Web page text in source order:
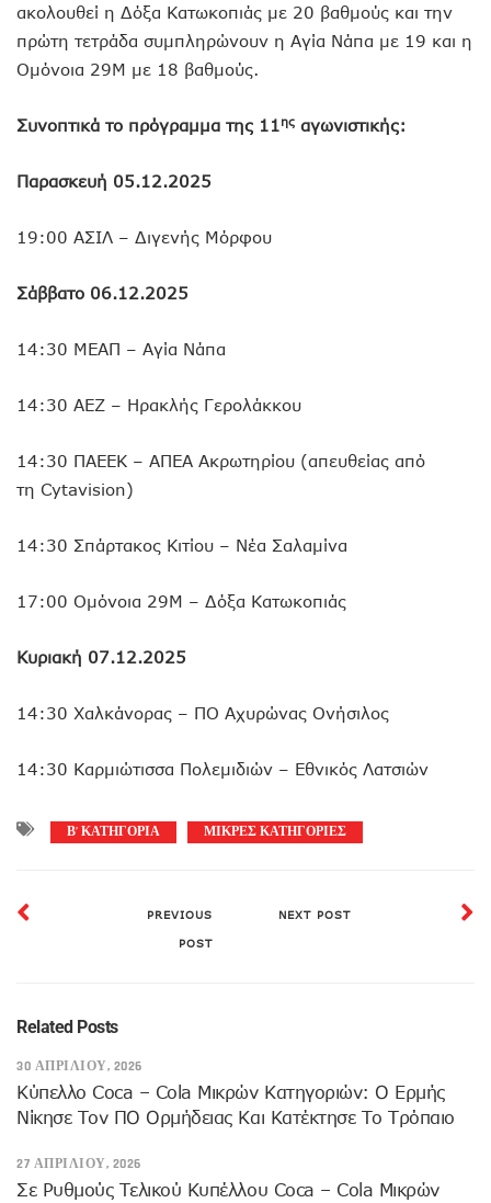
ακολουθεί η Δόξα Κατωκοπιάς με 20 βαθμούς και την
πρώτη τετράδα συμπληρώνουν η Αγία Νάπα με 19 και η
Ομόνοια 29Μ με 18 βαθμούς.
Συνοπτικά το πρόγραμμα της 11ης αγωνιστικής:
Παρασκευή 05.12.2025
19:00 ΑΣΙΛ – Διγενής Μόρφου
Σάββατο 06.12.2025
14:30 ΜΕΑΠ – Αγία Νάπα
14:30 ΑΕΖ – Ηρακλής Γερολάκκου
14:30 ΠΑΕΕΚ – ΑΠΕΑ Ακρωτηρίου (απευθείας από
τη Cytavision)
14:30 Σπάρτακος Κιτίου – Νέα Σαλαμίνα
17:00 Ομόνοια 29Μ – Δόξα Κατωκοπιάς
Κυριακή 07.12.2025
14:30 Χαλκάνορας – ΠΟ Αχυρώνας Ονήσιλος
14:30 Καρμιώτισσα Πολεμιδιών – Εθνικός Λατσιών
Β’ ΚΑΤΗΓΟΡΙΑ ΜΙΚΡΕΣ ΚΑΤΗΓΟΡΙΕΣ
PREVIOUS
POST
NEXT POST
Related Posts
30 ΑΠΡΙΛΊΟΥ, 2026
Κύπελλο Coca – Cola Μικρών Κατηγοριών: Ο Ερμής
Νίκησε Τον ΠΟ Ορμήδειας Και Κατέκτησε Το Τρόπαιο
27 ΑΠΡΙΛΊΟΥ, 2026
Σε Ρυθμούς Τελικού Κυπέλλου Coca – Cola Μικρών